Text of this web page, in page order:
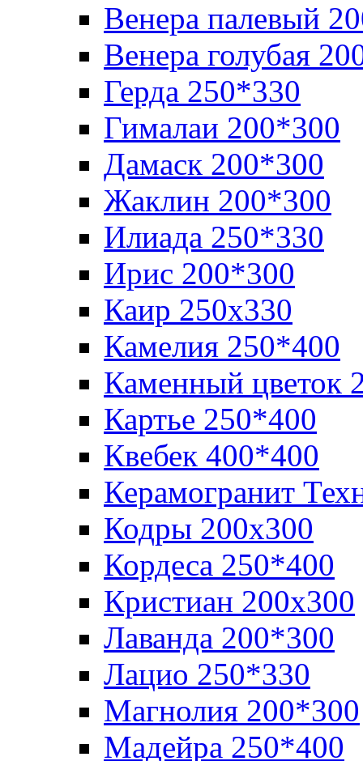
Венера палевый
Венера голубая
Герда 250*330
Гималаи 200*300
Дамаск 200*300
Жаклин 200*300
Илиада 250*330
Ирис 200*300
Каир 250х330
Камелия 250*400
Каменный цветок
Картье 250*400
Квебек 400*400
Керамогранит
Кодры 200х300
Кордеса 250*400
Кристиан 200х300
Лаванда 200*300
Лацио 250*330
Магнолия 200*300
Мадейра 250*400